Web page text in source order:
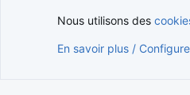
Cookies
Nous utilisons des
En savoir plus /